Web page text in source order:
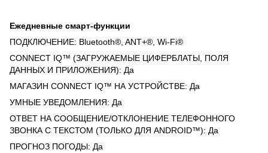
Ежедневные смарт-функции
ПОДКЛЮЧЕНИЕ: Bluetooth®, ANT+®, Wi-Fi®
CONNECT IQ™ (ЗАГРУЖАЕМЫЕ ЦИФЕРБЛАТЫ, ПОЛЯ
ДАННЫХ И ПРИЛОЖЕНИЯ): Да
МАГАЗИН CONNECT IQ™ НА УСТРОЙСТВЕ: Да
УМНЫЕ УВЕДОМЛЕНИЯ: Да
ОТВЕТ НА СООБЩЕНИЕ/ОТКЛОНЕНИЕ ТЕЛЕФОННОГО
ЗВОНКА С ТЕКСТОМ (ТОЛЬКО ДЛЯ ANDROID™): Да
ПРОГНОЗ ПОГОДЫ: Да